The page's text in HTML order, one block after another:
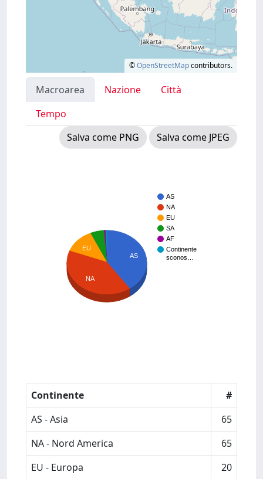
©OpenStreetMapcontributors.
Macroarea Nazione
Città
Tempo
Salva come PNG
Salva come JPEG
AS
NA
EU
SA
AF
Continente
sconos…
AS
EU
NA
Continente
#
AS - Asia
65
NA - Nord America
65
EU - Europa
20